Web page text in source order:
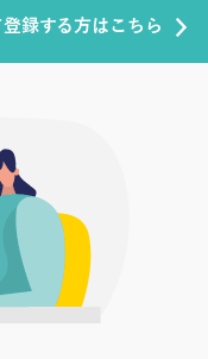
録する方はこちら